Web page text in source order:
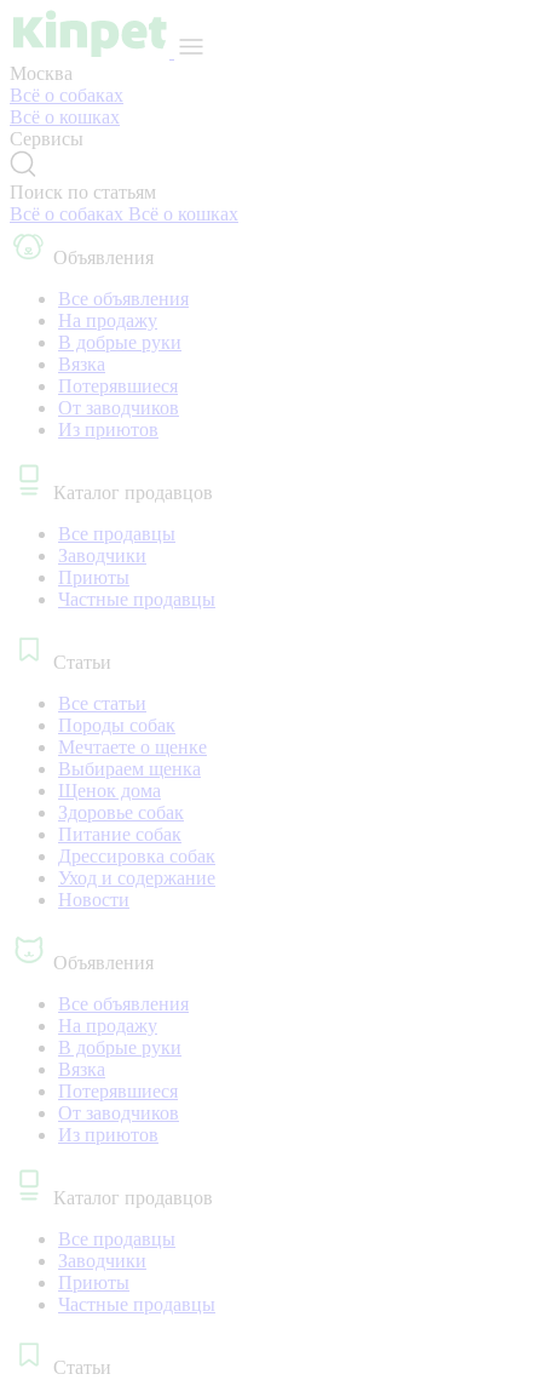
Москва
Всё о собаках
Всё о кошках
Сервисы
Поиск по статьям
Всё о собаках Всё о кошках
Объявления
Все объявления
На продажу
В добрые руки
Вязка
Потерявшиеся
От заводчиков
Из приютов
Каталог продавцов
Все продавцы
Заводчики
Приюты
Частные продавцы
Статьи
Все статьи
Породы собак
Мечтаете о щенке
Выбираем щенка
Щенок дома
Здоровье собак
Питание собак
Дрессировка собак
Уход и содержание
Новости
Объявления
Все объявления
На продажу
В добрые руки
Вязка
Потерявшиеся
От заводчиков
Из приютов
Каталог продавцов
Все продавцы
Заводчики
Приюты
Частные продавцы
Статьи